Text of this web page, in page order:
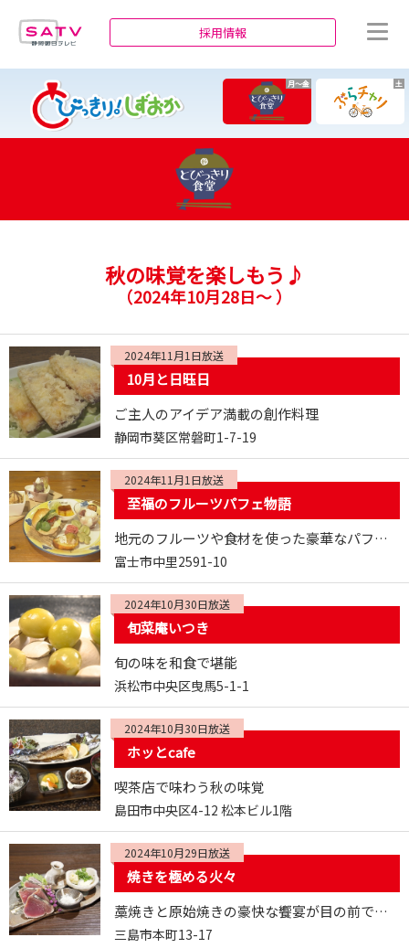
採用情報
月～金 土
秋の味覚を楽しもう♪
（2024年10月28日～）
2024年11月1日放送
10月と日𫞂日
ご主人のアイデア満載の創作料理
静岡市葵区常磐町1-7-19
2024年11月1日放送
至福のフルーツパフェ物語
地元のフルーツや食材を使った豪華なパフェで一休み♪
富士市中里2591-10
2024年10月30日放送
旬菜庵いつき
旬の味を和食で堪能
浜松市中央区曳馬5-1-1
2024年10月30日放送
ホッとcafe
喫茶店で味わう秋の味覚
島田市中央区4-12 松本ビル1階
2024年10月29日放送
焼きを極める火々
藁焼きと原始焼きの豪快な饗宴が目の前で楽しめる
三島市本町13-17